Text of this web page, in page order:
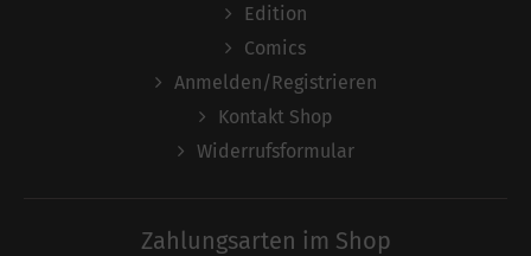
Edition
Comics
Anmelden/Registrieren
Kontakt Shop
Widerrufsformular
Zahlungsarten im Shop